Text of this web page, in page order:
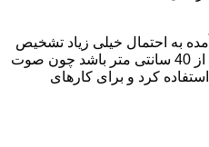
اگر برای ساختمانتان مشکلی پیش آمده به احتمال خیلی زیاد تشخیص
به درستی انجام می شود زیرا عمق ترکیدگی معمولاً در ساختمان ها بیش از 40 سانت نیست.البته اگر ترکیدگی یا نشتی لوله زیاد باشد و صدایی را ایجاد کند حتی اگر عمق بیش از 40 سانتی متر باشد چون صوت
کرد و برای کارهای